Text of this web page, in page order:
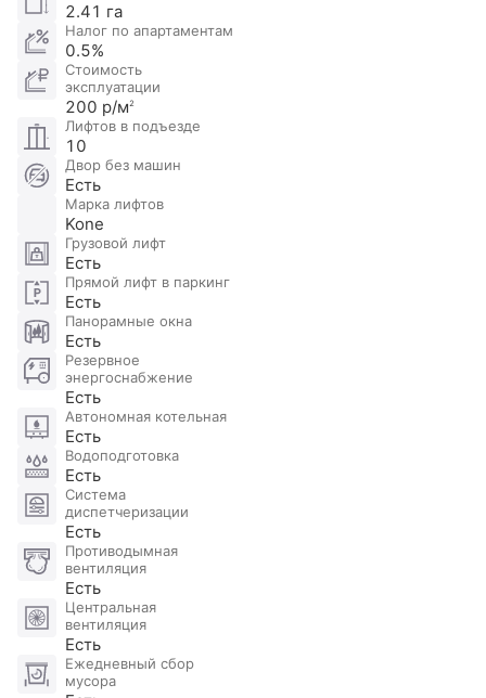
2.41 га
Налог по апартаментам
0.5%
Стоимость
эксплуатации
200 р/м2
Лифтов в подъезде
10
Двор без машин
Есть
Марка лифтов
Kone
Грузовой лифт
Есть
Прямой лифт в паркинг
Есть
Панорамные окна
Есть
Резервное
энергоснабжение
Есть
Автономная котельная
Есть
Водоподготовка
Есть
Система
диспетчеризации
Есть
Противодымная
вентиляция
Есть
Центральная
вентиляция
Есть
Ежедневный сбор
мусора